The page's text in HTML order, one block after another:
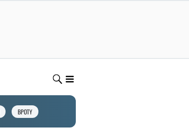
BPOTY